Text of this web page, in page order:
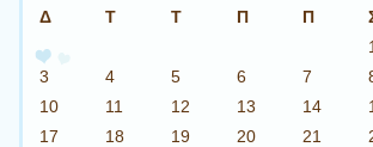
Δ
Τ Τ Π Π
1
3
4 5 6 7
10
11 12 13 14
17
18 19 20 21